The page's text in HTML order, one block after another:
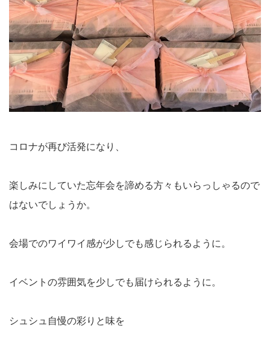
コロナが再び活発になり、
楽しみにしていた忘年会を諦める方々もいらっしゃるので
はないでしょうか。
会場でのワイワイ感が少しでも感じられるように。
イベントの雰囲気を少しでも届けられるように。
シュシュ自慢の彩りと味を